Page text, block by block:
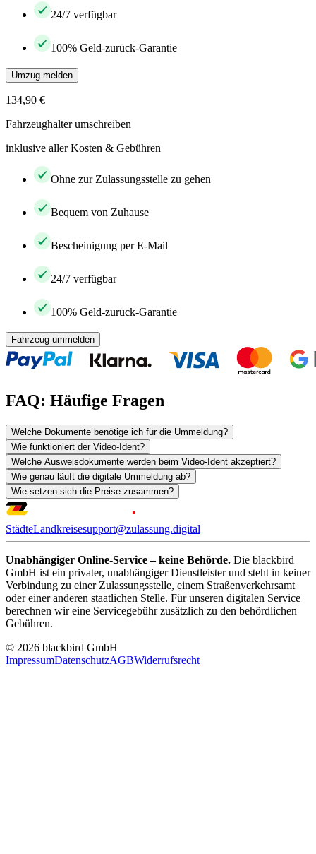
24/7 verfügbar
100% Geld-zurück-Garantie
Umzug melden
134,90 €
Fahrzeughalter umschreiben
inklusive aller Kosten & Gebühren
Ohne zur Zulassungsstelle zu gehen
Bequem von Zuhause
Bescheinigung per E-Mail
24/7 verfügbar
100% Geld-zurück-Garantie
Fahrzeug ummelden
FAQ: Häufige Fragen
Welche Dokumente benötige ich für die Ummeldung?
Wie funktioniert der Video-Ident?
Welche Ausweisdokumente werden beim Video-Ident akzeptiert?
Wie genau läuft die digitale Ummeldung ab?
Wie setzen sich die Preise zusammen?
StädteLandkreisesupport@zulassung.digital
Unabhängiger Online-Service – keine Behörde. Die blackbird
GmbH ist ein privater, unabhängiger Dienstleister und steht in keiner
Verbindung zu einer Zulassungsstelle, einem Straßenverkehrsamt
oder einer anderen staatlichen Stelle. Für unseren digitalen Service
berechnen wir eine Servicegebühr zusätzlich zu den behördlichen
Gebühren.
© 2026 blackbird GmbH
ImpressumDatenschutzAGBWiderrufsrecht